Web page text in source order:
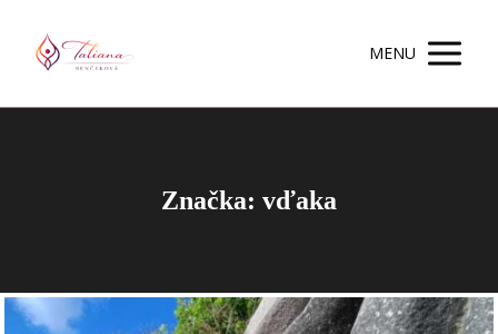
MENU
Značka: vďaka